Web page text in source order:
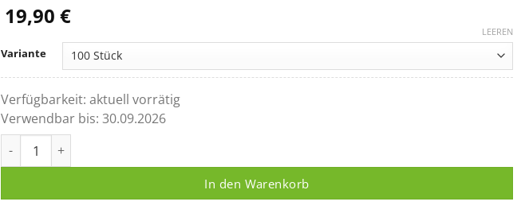
19,90 €
Variante
LEEREN
Verfügbarkeit: aktuell vorrätig
Verwendbar bis: 30.09.2026
In den Warenkorb